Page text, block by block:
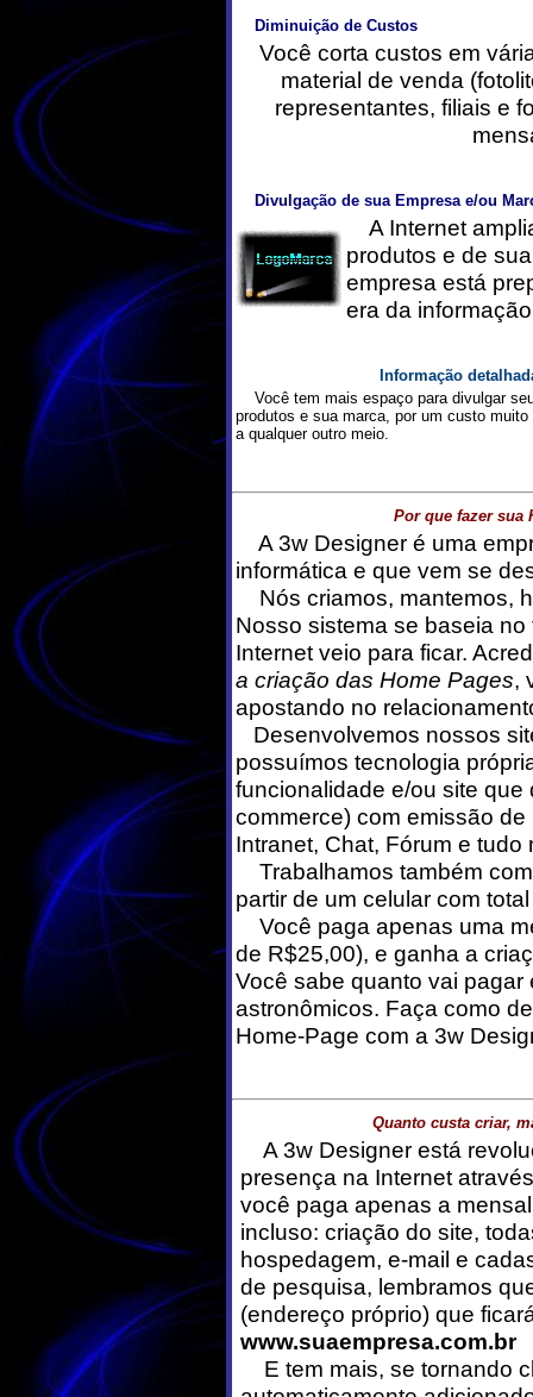
Diminuição de Custos
Você corta custos em
material de venda
representantes, filiais e
Divulgação de sua Empresa e/ou
A Internet
produtos e de
empresa está
era da
Informação
Você tem mais espaço para divulgar
produtos e sua marca, por um custo muito
a qualquer outro meio.
Por que fazer sua
A 3w Designer é uma
informática e que vem se
Nós criamos, mantemos,
Nosso sistema se baseia
Internet veio para ficar.
a criação das Home Pages,
apostando no
Desenvolvemos nossos
possuímos tecnologia
funcionalidade e/ou site
commerce) com emissão
Intranet, Chat, Fórum e tudo
Trabalhamos também
partir de um celular com
Você paga apenas uma
de R$25,00), e ganha a
Você sabe quanto vai
astronômicos. Faça como
Home-Page com a 3w
Quanto custa criar,
A 3w Designer está
presença na Internet
você paga apenas a
incluso: criação do site,
hospedagem, e-mail e
de pesquisa, lembramos
(endereço próprio) que
www.suaempresa.com.br
E tem mais, se tornando